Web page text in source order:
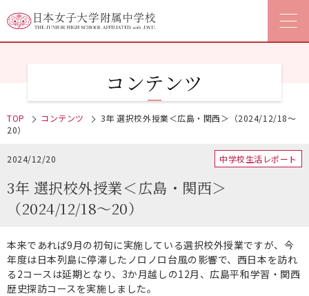
コンテンツ
TOP コンテンツ
3年 選択校外授業＜広島・関西＞（2024/12/18～
20）
2024/12/20 中学校生活レポート
3年 選択校外授業＜広島・関西＞
（2024/12/18～20）
本来であれば9月の初旬に実施している選択校外授業ですが、今
年度は日本列島に停滞したノロノロ台風の影響で、西日本を訪れ
る2コースは延期となり、3か月越しの12月、広島平和学習・関西
歴史探訪コースを実施しました。